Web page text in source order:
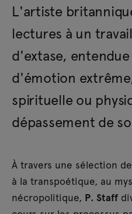
L'artiste
lectures à un
d'extase,
d'émotion
spirituelle ou
dépassement de
À travers une sélection
à la transpoétique, au
nécropolitique, P. Staff